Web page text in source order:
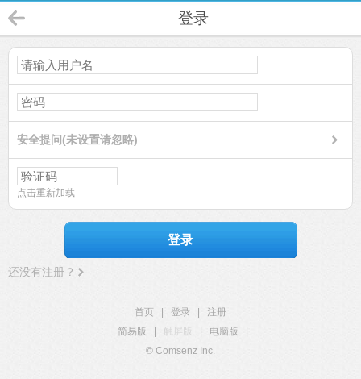
登录
安全提问(未设置请忽略)
点击重新加载
登录
还没有注册？
首页 登录
注册
简易版
触屏版 电脑版
© Comsenz Inc.